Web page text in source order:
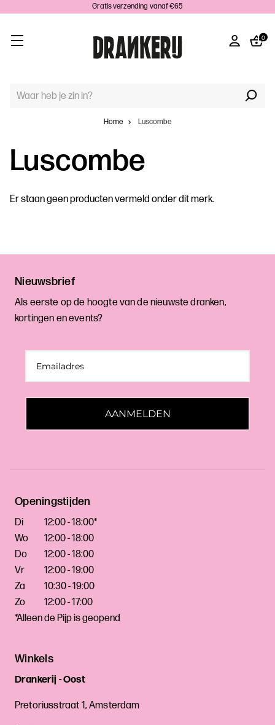
Gratis verzending vanaf €65
0
TREFWOORD
Home
Luscombe
Luscombe
Er staan geen producten vermeld onder dit merk.
Nieuwsbrief
Als eerste op de hoogte van de nieuwste dranken,
kortingen en events?
AANMELDEN
Openingstijden
Di
12:00 - 18:00*
Wo
12:00 - 18:00
Do
12:00 - 18:00
Vr
12:00 - 19:00
Za
10:30 - 19:00
Zo
12:00 - 17:00
*Alleen de Pijp is geopend
Winkels
Drankerij - Oost
Pretoriusstraat 1, Amsterdam